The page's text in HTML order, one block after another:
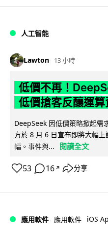
人工智能
Lawton 13 小時
低價不再！
低價搶客反釀運
DeepSeek 因低價策略掀起需
方於 8 月 6 日宣布即將大幅
幅。事件與...
閱讀全文
53 16 ↗ 分享
應用軟件 應用軟件 iOS